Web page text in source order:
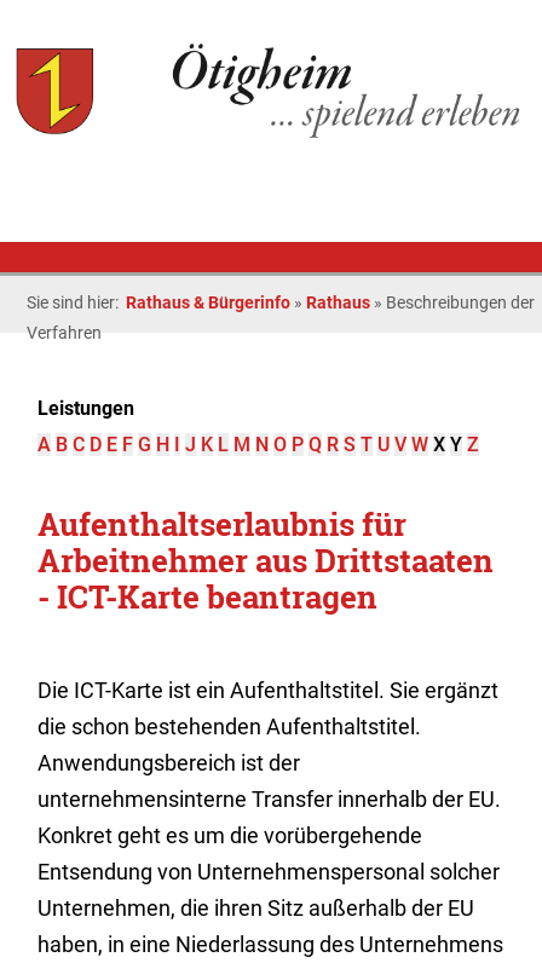
Sie sind hier: Rathaus & Bürgerinfo » Rathaus » Beschreibungen der
Verfahren
Leistungen
A B C D E F G H I J K L M N O P Q R S T U V W X Y Z
Aufenthaltserlaubnis für
Arbeitnehmer aus Drittstaaten
- ICT-Karte beantragen
Die ICT-Karte ist ein Aufenthaltstitel. Sie ergänzt
die schon bestehenden Aufenthaltstitel.
Anwendungsbereich ist der
unternehmensinterne Transfer innerhalb der EU.
Konkret geht es um die vorübergehende
Entsendung von Unternehmenspersonal solcher
Unternehmen, die ihren Sitz außerhalb der EU
haben, in eine Niederlassung des Unternehmens